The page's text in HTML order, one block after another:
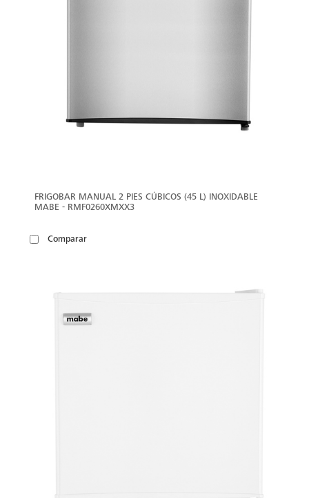
FRIGOBAR MANUAL 2 PIES CÚBICOS (45 L) INOXIDABLE
MABE - RMF0260XMXX3
Comparar